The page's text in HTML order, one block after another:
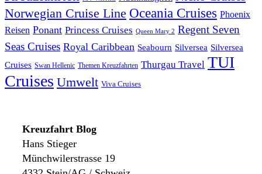
Norwegian Cruise Line Oceania Cruises Phoenix
Reisen Ponant Princess Cruises Queen Mary 2 Regent Seven
Seas Cruises Royal Caribbean Seabourn Silversea Silversea
Cruises Swan Hellenic Themen Kreuzfahrten Thurgau Travel TUI
Cruises Umwelt Viva Cruises
Kreuzfahrt Blog
Hans Stieger
Münchwilerstrasse 19